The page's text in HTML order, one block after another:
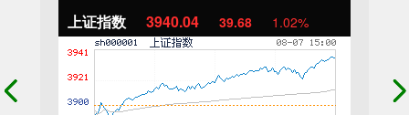
上证指数 3940.04 39.68 1.02%